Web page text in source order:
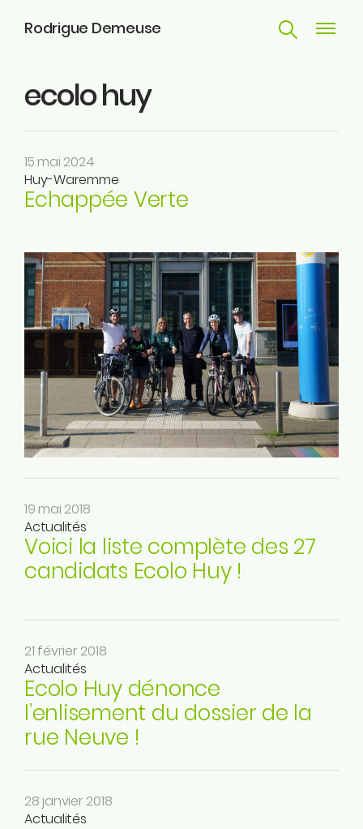
Rodrigue Demeuse
Parcours
Engagements
Actualités
Contact
ME SUIVRE
Facebook
Instagram
Linkedin
Tiktok
Twitter
ME CONTACTER
Rodrigue Demeuse
12/51 Avenue de Batta
Téléphone
0494/90.59.19
Email
rodrigue.demeuse@ecolo.be
ecolo huy
Echappée Verte
15 mai 2024
Huy-Waremme
Voici la liste complète des 27
candidats Ecolo Huy !
19 mai 2018
Actualités
Ecolo Huy dénonce
l’enlisement du dossier de la
rue Neuve !
21 février 2018
Actualités
28 janvier 2018
Actualités